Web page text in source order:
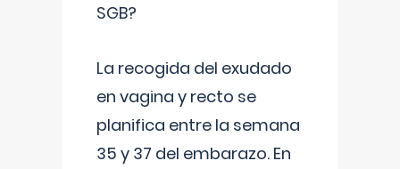
SGB?
La recogida del exudado
en vagina y recto se
planifica entre la semana
35 y 37 del embarazo. En